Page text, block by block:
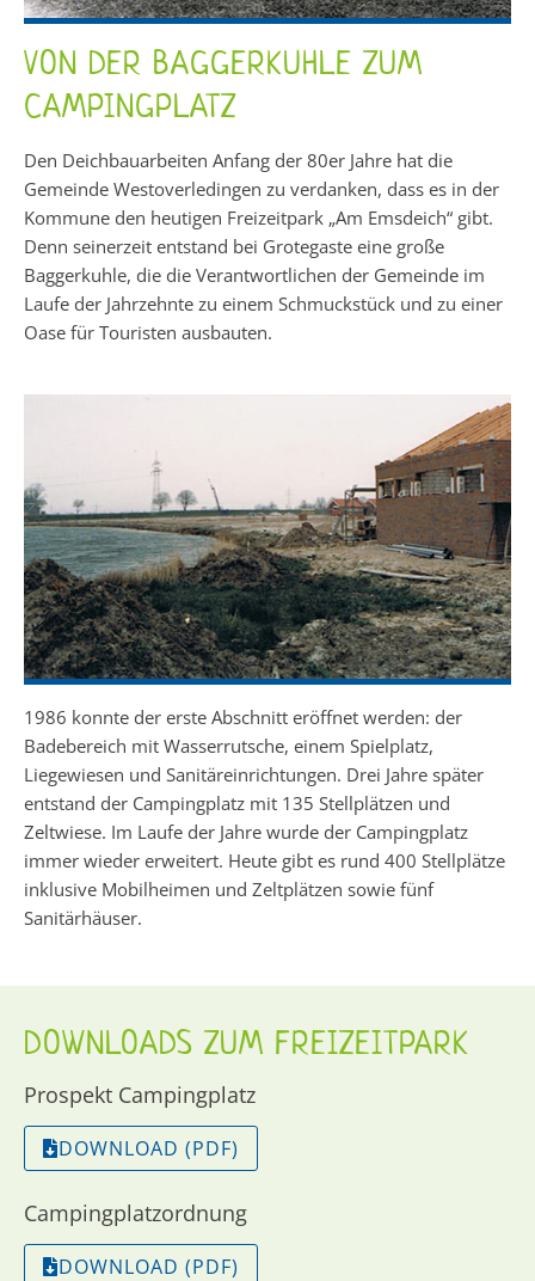
VON DER BAGGERKUHLE ZUM
CAMPINGPLATZ
Den Deichbauarbeiten Anfang der 80er Jahre hat die
Gemeinde Westoverledingen zu verdanken, dass es in der
Kommune den heutigen Freizeitpark „Am Emsdeich“ gibt.
Denn seinerzeit entstand bei Grotegaste eine große
Baggerkuhle, die die Verantwortlichen der Gemeinde im
Laufe der Jahrzehnte zu einem Schmuckstück und zu einer
Oase für Touristen ausbauten.
1986 konnte der erste Abschnitt eröffnet werden: der
Badebereich mit Wasserrutsche, einem Spielplatz,
Liegewiesen und Sanitäreinrichtungen. Drei Jahre später
entstand der Campingplatz mit 135 Stellplätzen und
Zeltwiese. Im Laufe der Jahre wurde der Campingplatz
immer wieder erweitert. Heute gibt es rund 400 Stellplätze
inklusive Mobilheimen und Zeltplätzen sowie fünf
Sanitärhäuser.
DOWNLOADS ZUM FREIZEITPARK
Prospekt Campingplatz
DOWNLOAD (PDF)
Campingplatzordnung
DOWNLOAD (PDF)